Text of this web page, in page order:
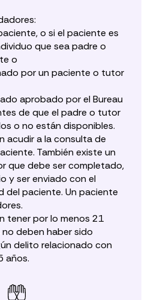
o si el paciente es
que sea padre o
o
por un paciente o tutor
aprobado por el Bureau
de que el padre o tutor
o no están disponibles.
acudir a la consulta de
También existe un
que debe ser completado,
y ser enviado con el
del paciente. Un paciente
tener por lo menos 21
deben haber sido
delito relacionado con
años.